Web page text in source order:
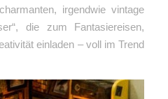
irgendwie vintage
die zum Fantasiereisen,
einladen – voll im Trend